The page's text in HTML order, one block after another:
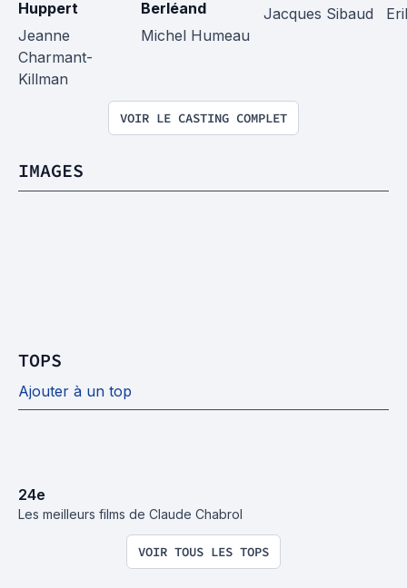
Huppert
Jeanne
Charmant-
Killman
Berléand
Michel Humeau
Jacques Sibaud
VOIR LE CASTING COMPLET
IMAGES
TOPS
Ajouter à un top
24e
Les meilleurs films de Claude Chabrol
VOIR TOUS LES TOPS